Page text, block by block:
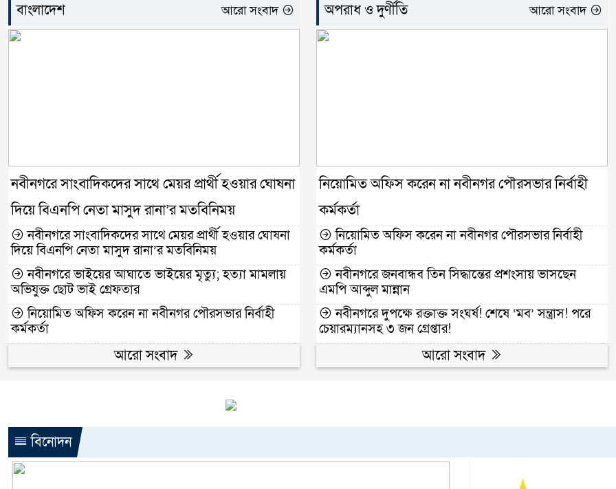
বাংলাদেশ আরো সংবাদ
নবীনগরে সাংবাদিকদের সাথে মেয়র প্রার্থী হওয়ার ঘোষনা
দিয়ে বিএনপি নেতা মাসুদ রানা’র মতবিনিময়
নবীনগরে সাংবাদিকদের সাথে মেয়র প্রার্থী হওয়ার ঘোষনা
দিয়ে বিএনপি নেতা মাসুদ রানা’র মতবিনিময়
নবীনগরে ভাইয়ের আঘাতে ভাইয়ের মৃত্যু; হত্যা মামলায়
অভিযুক্ত ছোট ভাই গ্রেফতার
নিয়োমিত অফিস করেন না নবীনগর পৌরসভার নির্বাহী
কর্মকর্তা
আরো সংবাদ
অপরাধ ও দুর্ণীতি আরো সংবাদ
নিয়োমিত অফিস করেন না নবীনগর পৌরসভার নির্বাহী
কর্মকর্তা
নিয়োমিত অফিস করেন না নবীনগর পৌরসভার নির্বাহী
কর্মকর্তা
নবীনগরে জনবান্ধব তিন সিদ্ধান্তের প্রশংসায় ভাসছেন
এমপি আব্দুল মান্নান
নবীনগরে দুপক্ষে রক্তাক্ত সংঘর্ষ! শেষে ‘মব’ সন্ত্রাস! পরে
চেয়ারম্যানসহ ৩ জন গ্রেপ্তার!
আরো সংবাদ
বিনোদন